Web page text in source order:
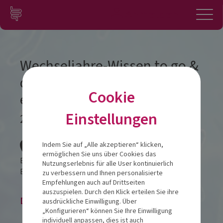
Zum Inhalt springen
Konto
Wechseljahre-Wissen to go &
dem Hormon-Chaos
entgehen
22.06.2026
Empire Riverside
Bernhard-Nocht-Straße 9720359Hamburg
Die Veranstaltung ist beendet.
Cookie
Einstellungen
Indem Sie auf „Alle akzeptieren“ klicken,
ermöglichen Sie uns über Cookies das
Nutzungserlebnis für alle User kontinuierlich
zu verbessern und Ihnen personalisierte
Empfehlungen auch auf Drittseiten
auszuspielen. Durch den Klick erteilen Sie ihre
ausdrückliche Einwilligung. Über
„Konfigurieren“ können Sie Ihre Einwilligung
individuell anpassen, dies ist auch